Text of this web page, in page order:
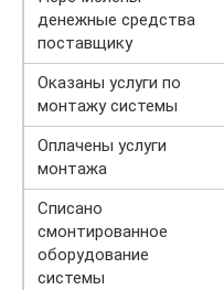
денежные средства
поставщику
Оказаны услуги по
монтажу системы
Оплачены услуги
монтажа
Списано
смонтированное
оборудование
системы